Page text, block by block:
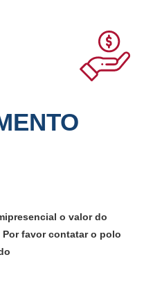
o valor do
favor contatar o polo